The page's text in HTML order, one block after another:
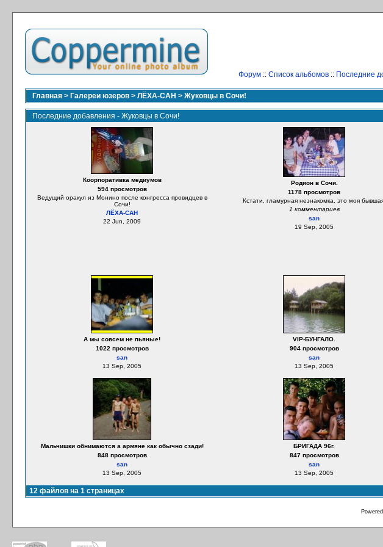
Форум:: Список альбомов:: Последние
Главная > Галереи юзеров > ЛЁХА-САН > Жуковцы в Сочи!
Последние добавления - Жуковцы в Сочи!
Коорпоративка медиумов
594 просмотров
Ведущий оракул из Монино после конгресса провидцев в
Сочи!
ЛЁХА-САН
22 Jun, 2009
Родион в Сочи.
1178 просмотров
Кстати, гламурная незнакомка, это моя
1 комментариев
san
19 Sep, 2005
А мы совсем не пьяные!
1022 просмотров
san
13 Sep, 2005
VIP-БУНГАЛО.
904 просмотров
san
13 Sep, 2005
Мальчишки обнимаются а армяне как обычно сзади!
848 просмотров
san
13 Sep, 2005
БРИГАДА 96г.
847 просмотров
san
13 Sep, 2005
12 файлов на 1 страницах